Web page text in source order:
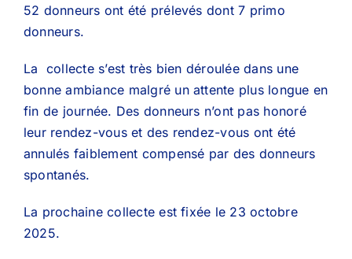
52 donneurs ont été prélevés dont 7 primo
donneurs.
La collecte s’est très bien déroulée dans une
bonne ambiance malgré un attente plus longue en
fin de journée. Des donneurs n’ont pas honoré
leur rendez-vous et des rendez-vous ont été
annulés faiblement compensé par des donneurs
spontanés.
La prochaine collecte est fixée le 23 octobre
2025.